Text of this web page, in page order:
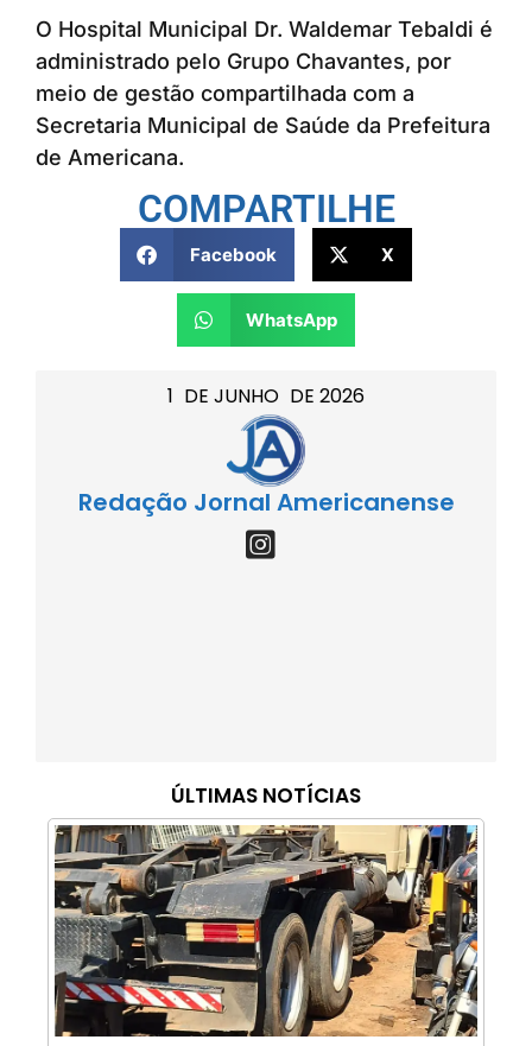
1 DE JUNHO DE 2026
Redação Jornal Americanense
ÚLTIMAS NOTÍCIAS
O Hospital Municipal Dr. Waldemar Tebaldi é
administrado pelo Grupo Chavantes, por
meio de gestão compartilhada com a
Secretaria Municipal de Saúde da Prefeitura
de Americana.
COMPARTILHE
Facebook X
WhatsApp